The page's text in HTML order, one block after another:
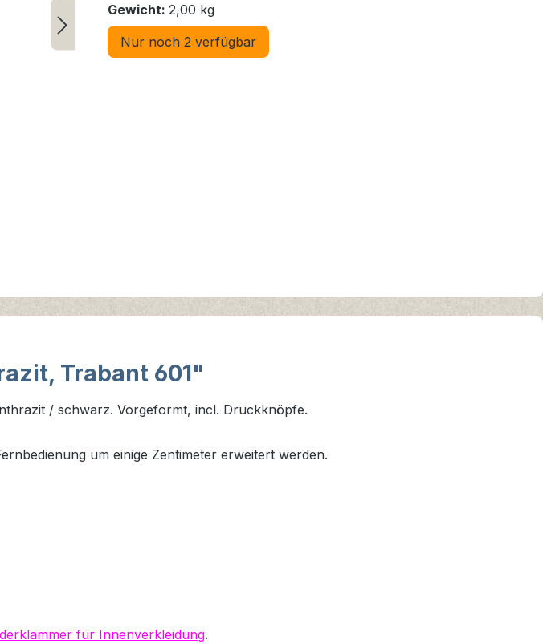
Gewicht: 2,00 kg
Nur noch 2 verfügbar
Trabant 601"
/ schwarz. Vorgeformt, incl. Druckknöpfe.
um einige Zentimeter erweitert werden.
für Innenverkleidung.